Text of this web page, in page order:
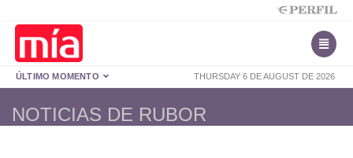
THURSDAY 6 DE AUGUST DE 2026
ÚLTIMO MOMENTO
NOTICIAS DE RUBOR